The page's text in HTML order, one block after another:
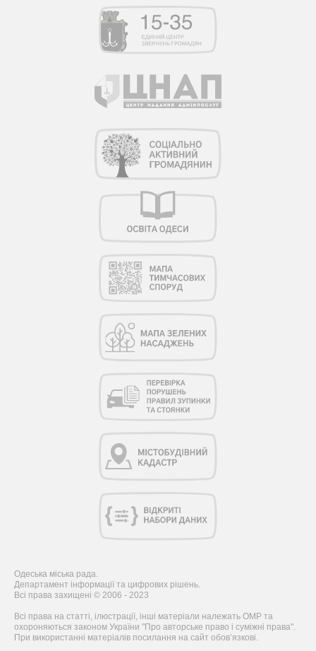
Одеська міська рада.
Департамент інформації та цифрових рішень.
Всі права захищені © 2006 - 2023
Всі права на статті, ілюстрації, інші матеріали належать ОМР та
охороняються законом України "Про авторське право і суміжні права".
При використанні матеріалів посилання на сайт обов’язкові.